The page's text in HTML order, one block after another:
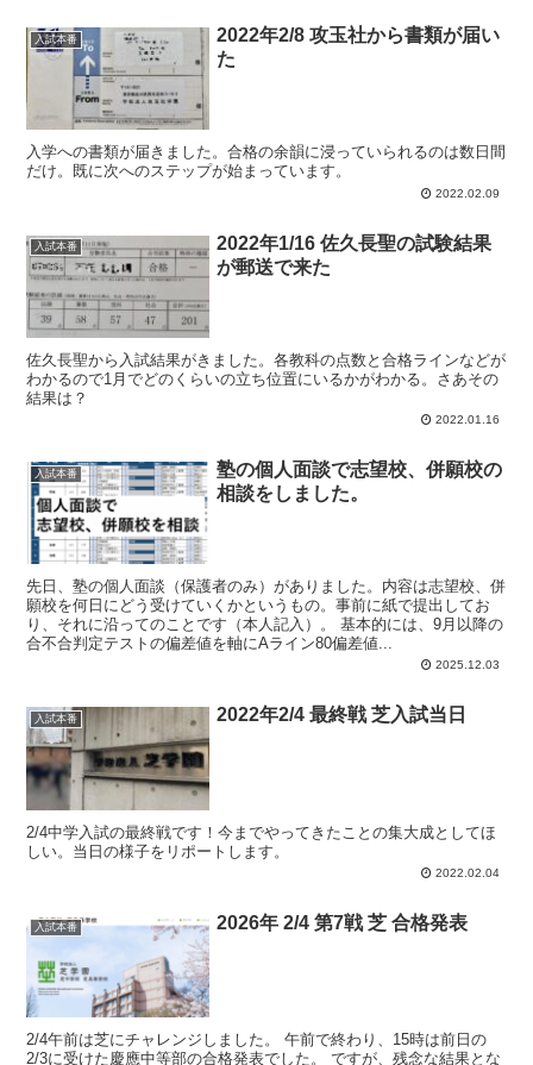
入試本番
2022年2/8 攻玉社から書類が届い
た
入学への書類が届きました。合格の余韻に浸っていられるのは数日間
だけ。既に次へのステップが始まっています。
2022.02.09
入試本番
2022年1/16 佐久長聖の試験結果
が郵送で来た
佐久長聖から入試結果がきました。各教科の点数と合格ラインなどが
わかるので1月でどのくらいの立ち位置にいるかがわかる。さあその
結果は？
2022.01.16
入試本番
塾の個人面談で志望校、併願校の
相談をしました。
先日、塾の個人面談（保護者のみ）がありました。内容は志望校、併
願校を何日にどう受けていくかというもの。事前に紙で提出してお
り、それに沿ってのことです（本人記入）。 基本的には、9月以降の
合不合判定テストの偏差値を軸にAライン80偏差値...
2025.12.03
入試本番 2022年2/4 最終戦 芝入試当日
2/4中学入試の最終戦です！今までやってきたことの集大成としてほ
しい。当日の様子をリポートします。
2022.02.04
入試本番 2026年 2/4 第7戦 芝 合格発表
2/4午前は芝にチャレンジしました。 午前で終わり、15時は前日の
2/3に受けた慶應中等部の合格発表でした。 ですが、残念な結果とな